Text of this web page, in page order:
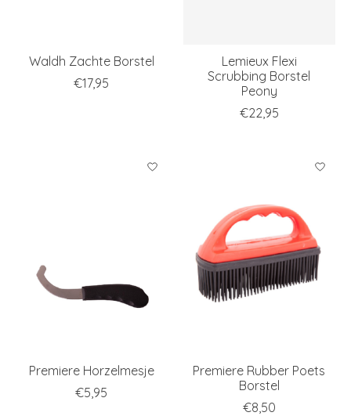
Waldh Zachte Borstel
€17,95
Lemieux Flexi
Scrubbing Borstel
Peony
€22,95
Premiere Horzelmesje
€5,95
Premiere Rubber Poets
Borstel
€8,50